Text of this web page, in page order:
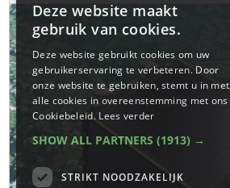
Deze website maakt
gebruik van cookies.
Deze website gebruikt cookies om uw
gebruikerservaring te verbeteren. Door
onze website te gebruiken, stemt u in met
alle cookies in overeenstemming met ons
Cookiebeleid. Lees verder
SHOW ALL PARTNERS (1913) →
STRIKT NOODZAKELIJK